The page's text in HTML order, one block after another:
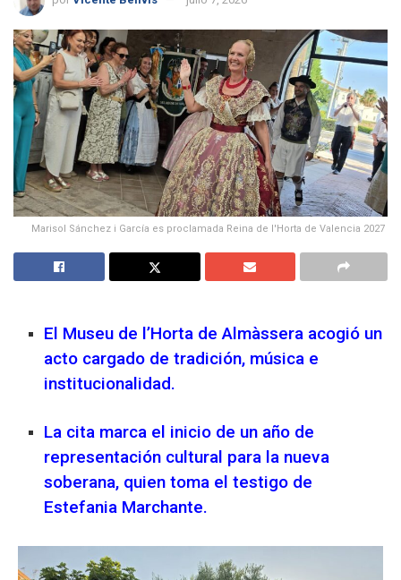
Marisol Sánchez i García es proclamada Reina de l'Horta de Valencia 2027
El Museu de l’Horta de Almàssera acogió un
acto cargado de tradición, música e
institucionalidad.
La cita marca el inicio de un año de
representación cultural para la nueva
soberana, quien toma el testigo de
Estefania Marchante.